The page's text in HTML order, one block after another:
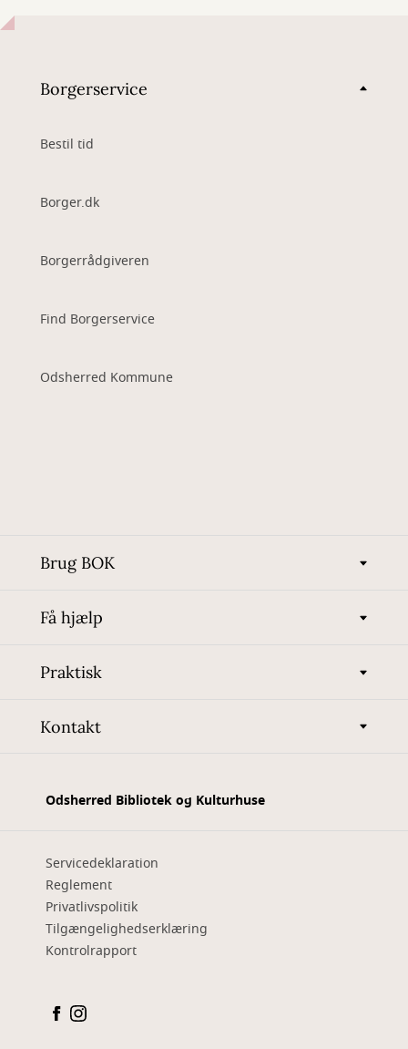
Borgerservice
Bestil tid
Borger.dk
Borgerrådgiveren
Find Borgerservice
Odsherred Kommune
Brug BOK
Få hjælp
Praktisk
Kontakt
Odsherred Bibliotek og Kulturhuse
Servicedeklaration
Reglement
Privatlivspolitik
Tilgængelighedserklæring
Kontrolrapport